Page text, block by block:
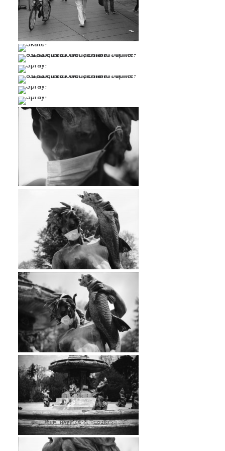
…
…
…
…
…